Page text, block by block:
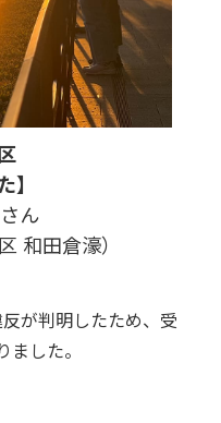
】
ん
和田倉濠）
が判明したため、受
した。